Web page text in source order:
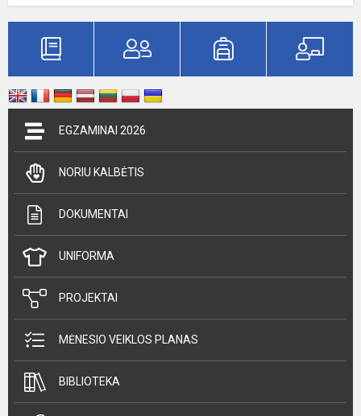
EGZAMINAI 2026
NORIU KALBĖTIS
DOKUMENTAI
UNIFORMA
PROJEKTAI
MĖNESIO VEIKLOS PLANAS
BIBLIOTEKA